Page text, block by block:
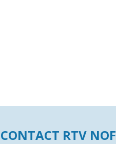
CONTACT RTV NOF